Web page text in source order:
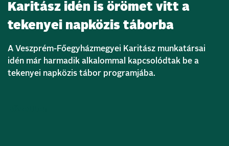
Karitász idén is örömet vitt a
tekenyei napközis táborba
A Veszprém-Főegyházmegyei Karitász munkatársai
idén már harmadik alkalommal kapcsolódtak be a
tekenyei napközis tábor programjába.